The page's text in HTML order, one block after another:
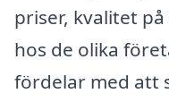
priser, kvalitet
hos de olika
fördelar med att